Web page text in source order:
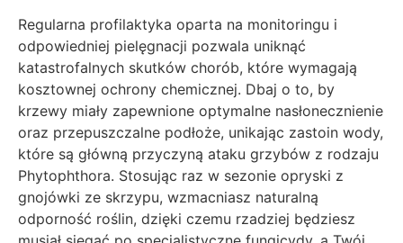
Regularna profilaktyka oparta na monitoringu i
odpowiedniej pielęgnacji pozwala uniknąć
katastrofalnych skutków chorób, które wymagają
kosztownej ochrony chemicznej. Dbaj o to, by
krzewy miały zapewnione optymalne nasłonecznienie
oraz przepuszczalne podłoże, unikając zastoin wody,
które są główną przyczyną ataku grzybów z rodzaju
Phytophthora. Stosując raz w sezonie opryski z
gnojówki ze skrzypu, wzmacniasz naturalną
odporność roślin, dzięki czemu rzadziej będziesz